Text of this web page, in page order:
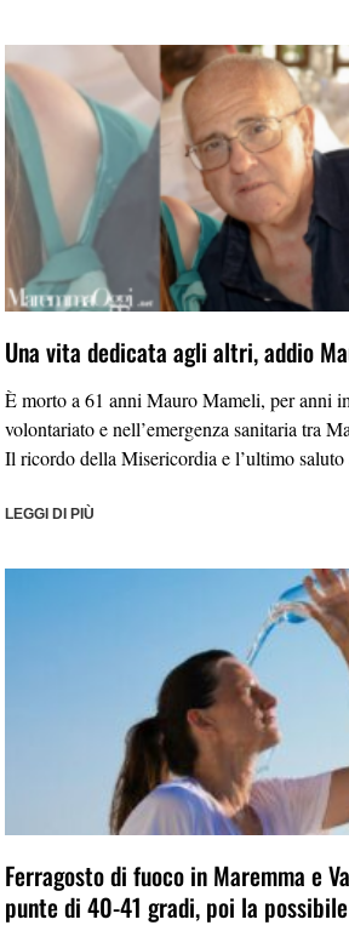
Una vita dedicata agli altri, addio
È morto a 61 anni Mauro Mameli, per anni
volontariato e nell’emergenza sanitaria tra
Il ricordo della Misericordia e l’ultimo
LEGGI DI PIÙ
Ferragosto di fuoco in Maremma e
punte di 40-41 gradi, poi la